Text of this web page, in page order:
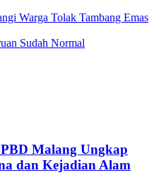
Warga Tolak Tambang Emas
Sudah Normal
Malang Ungkap
dan Kejadian Alam